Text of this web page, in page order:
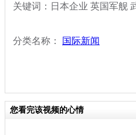
关键词：日本企业 英国军舰
分类名称： 国际新闻
您看完该视频的心情